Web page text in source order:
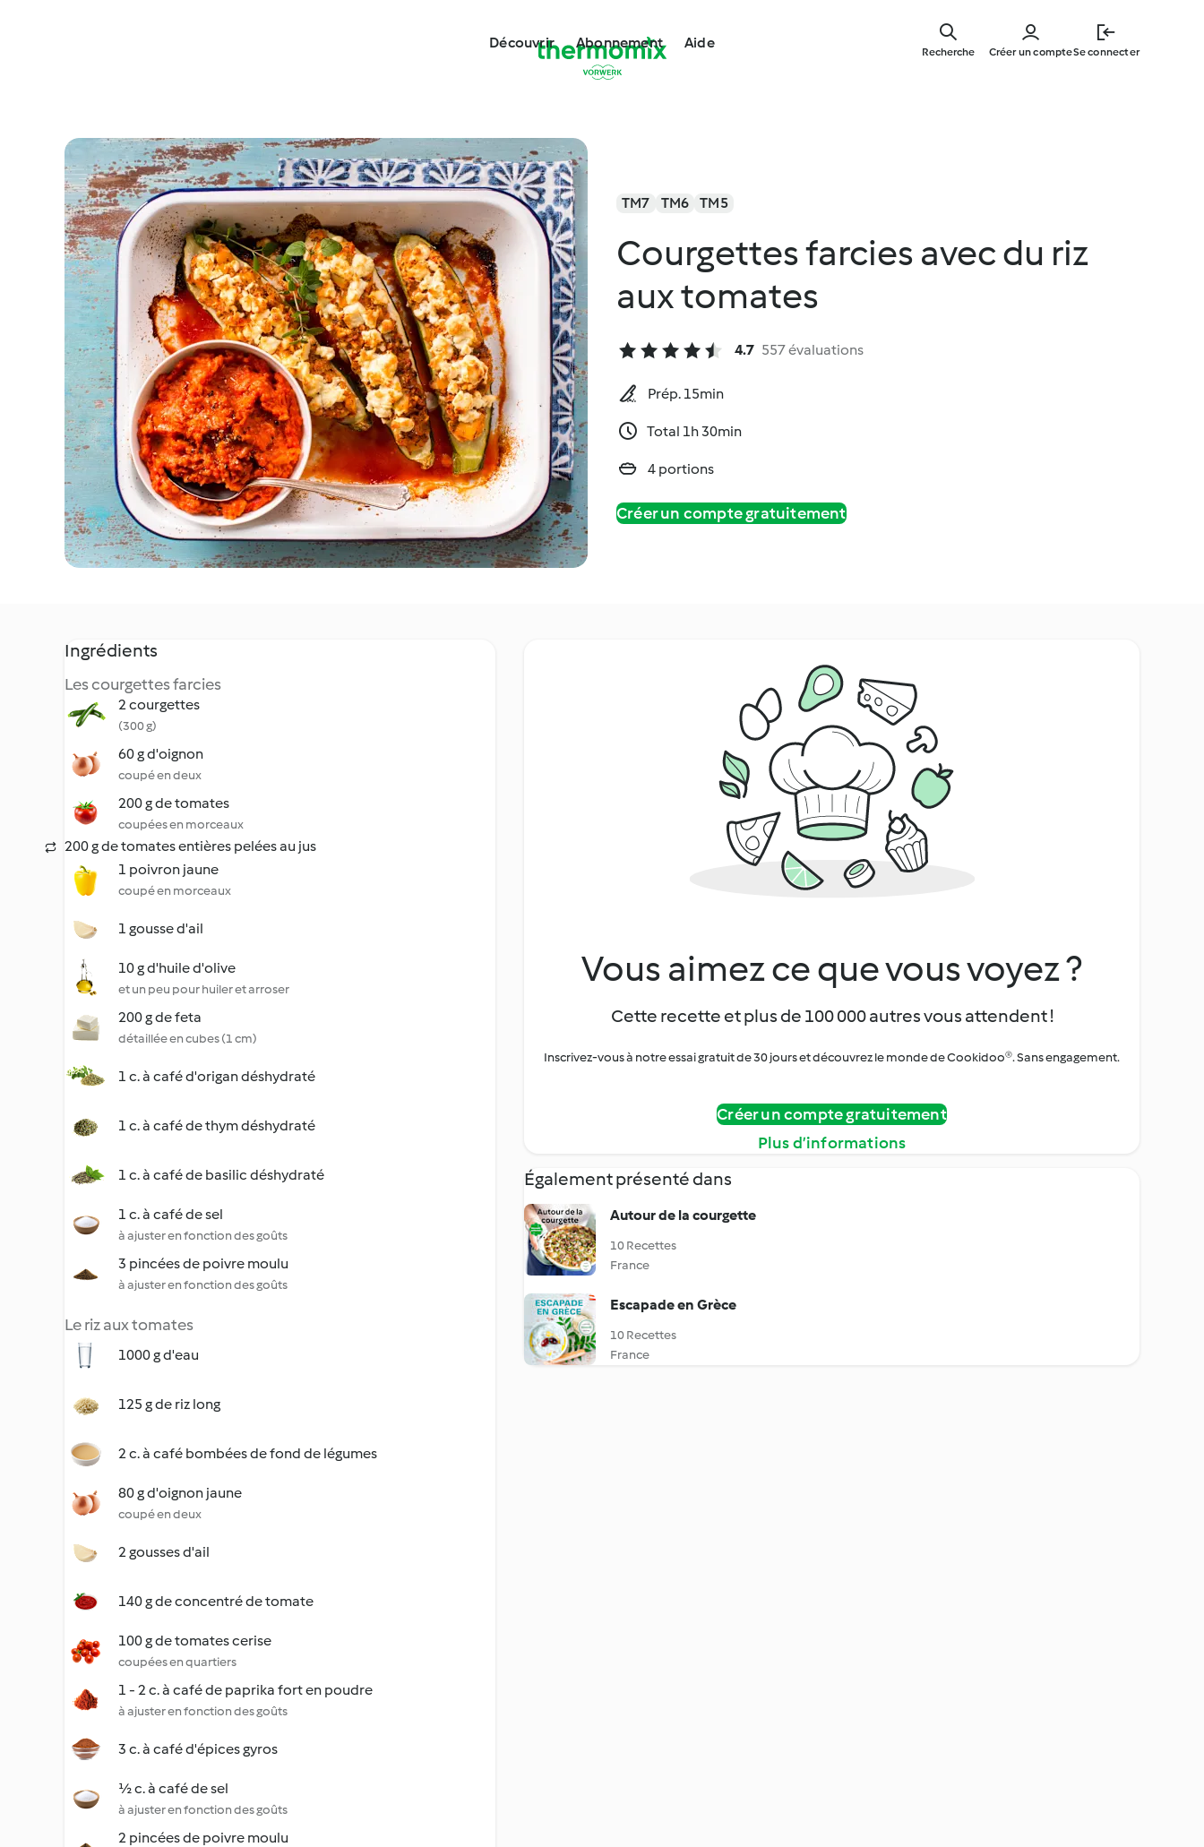
main
Découvrir Abonnement Aide
Créer un compteSe connecter
Recherche
TM7 TM6 TM5
Courgettes farcies avec du riz
aux tomates
4.7 557 évaluations
Prép. 15min
Total 1h 30min
4 portions
Créer un compte gratuitement
Ingrédients
Les courgettes farcies
2 courgettes
(300 g)
60 g d'oignon
coupé en deux
200 g de tomates
coupées en morceaux
200 g de tomates entières pelées au jus
1 poivron jaune
coupé en morceaux
1 gousse d'ail
10 g d'huile d'olive
et un peu pour huiler et arroser
200 g de feta
détaillée en cubes (1 cm)
1 c. à café d'origan déshydraté
1 c. à café de thym déshydraté
1 c. à café de basilic déshydraté
1 c. à café de sel
à ajuster en fonction des goûts
3 pincées de poivre moulu
à ajuster en fonction des goûts
Le riz aux tomates
1000 g d'eau
125 g de riz long
2 c. à café bombées de fond de légumes
80 g d'oignon jaune
coupé en deux
2 gousses d'ail
140 g de concentré de tomate
100 g de tomates cerise
coupées en quartiers
1 - 2 c. à café de paprika fort en poudre
à ajuster en fonction des goûts
3 c. à café d'épices gyros
½ c. à café de sel
à ajuster en fonction des goûts
2 pincées de poivre moulu
Vous aimez ce que vous voyez ?
Cette recette et plus de 100 000 autres vous attendent !
Inscrivez-vous à notre essai gratuit de 30 jours et découvrez le monde de Cookidoo®. Sans engagement.
Créer un compte gratuitement
Plus d’informations
Également présenté dans
Autour de la courgette
10 Recettes
France
Escapade en Grèce
10 Recettes
France